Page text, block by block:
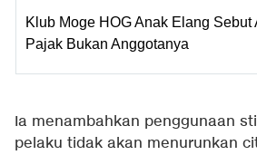
Klub Moge HOG Anak Elang Sebut
Pajak Bukan Anggotanya
Ia menambahkan penggunaan
pelaku tidak akan menurunkan